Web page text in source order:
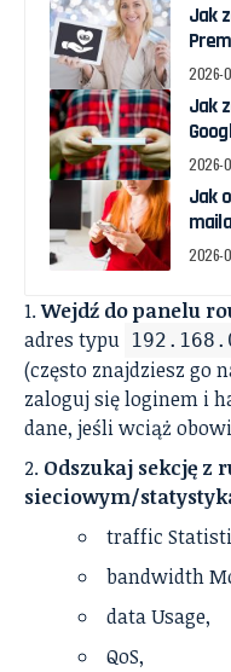
Jak
2026-
Jak
2026-
Jak
2026-
Wejdź do panelu
adres typu
(często znajdziesz go
zaloguj się loginem i
dane, jeśli wciąż
Odszukaj sekcję z
sieciowym/
traffic
bandwidth
data Usage,
QoS,